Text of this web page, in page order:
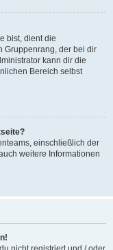
bist, dient die
Gruppenrang, der bei dir
kann dir die
Bereich selbst
einschließlich der
weitere Informationen